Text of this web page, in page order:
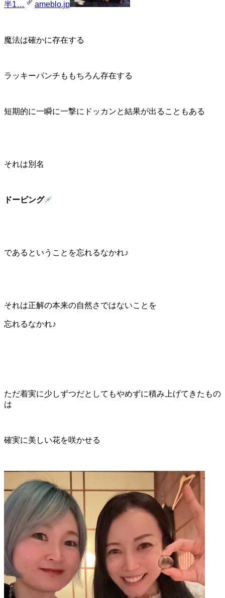
半1… ameblo.jp
魔法は確かに存在する
ラッキーパンチももちろん存在する
短期的に一瞬に一撃にドッカンと結果が出ることもある
それは別名
ドーピング
であるということを忘れるなかれ♪
それは正解の本来の自然さではないことを
忘れるなかれ♪
ただ着実に少しずつだとしてもやめずに積み上げてきたもの
は
確実に美しい花を咲かせる